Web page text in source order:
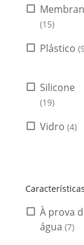
(15)
Plástico
Silicone
(19)
Vidro (4)
À prova
água (7)